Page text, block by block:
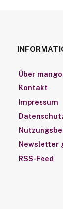
Über
Kontakt
Impressum
Newsletter
RSS-Feed